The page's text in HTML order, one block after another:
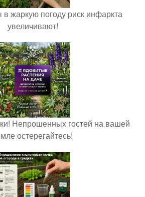
жаркую погоду риск инфаркта
увеличивают!
Непрошенных гостей на вашей
остерегайтесь!